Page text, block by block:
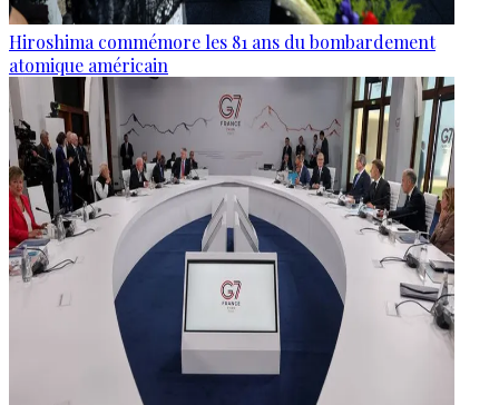
Hiroshima commémore les 81 ans du bombardement
atomique américain